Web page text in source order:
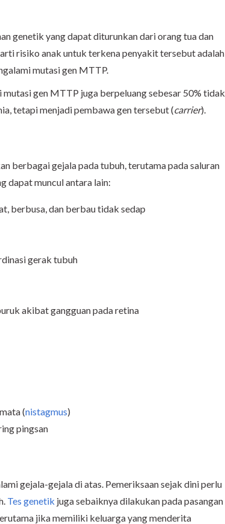
genetik yang dapat diturunkan dari orang tuadan
risiko anak untuk terkena penyakit tersebut adalah
mutasi gen MTTP.
gen MTTP juga berpeluang sebesar 50% tidak
tetapi menjadi pembawa gen tersebut (carrier).
berbagai gejala pada tubuh, terutama pada saluran
dapat muncul antara lain:
berbusa, dan berbau tidak sedap
gerak tubuh
akibat gangguan pada retina
(nistagmus)
pingsan
gejala-gejala di atas. Pemeriksaan sejak dini perlu
Tes genetik juga sebaiknya dilakukan pada pasangan
jika memiliki keluarga yang menderita